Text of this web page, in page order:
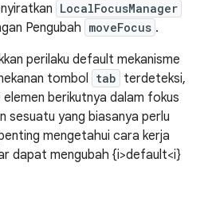
LocalFocusManager
Pengubah moveFocus .
perilaku default mekanisme
tombol tab terdeteksi,
berikutnya dalam fokus
sesuatu yang biasanya perlu
mengetahui cara kerja
dapat mengubah {i>default<i}